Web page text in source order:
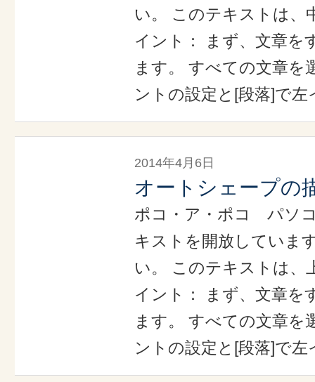
い。 このテキストは、
イント： まず、文章を
ます。 すべての文章を
ントの設定と[段落]で
2014年4月6日
オートシェープの
ポコ・ア・ポコ パソ
キストを開放していま
い。 このテキストは、
イント： まず、文章を
ます。 すべての文章を
ントの設定と[段落]で